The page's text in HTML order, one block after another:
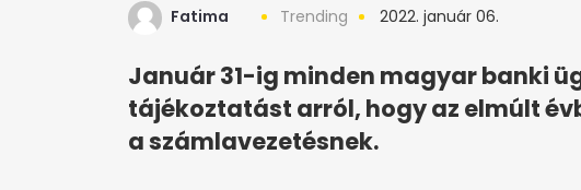
Fatima Trending 2022. január 06.
Január 31-ig minden magyar banki
tájékoztatást arról, hogy az elmúlt
a számlavezetésnek.